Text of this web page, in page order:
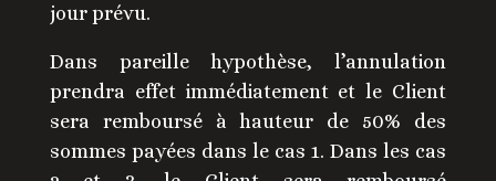
jour prévu.
Dans pareille hypothèse, l’annulation
prendra effet immédiatement et le Client
sera remboursé à hauteur de 50% des
sommes payées dans le cas 1. Dans les cas